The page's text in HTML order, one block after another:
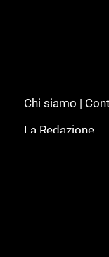
Chi siamo |
La Redazione